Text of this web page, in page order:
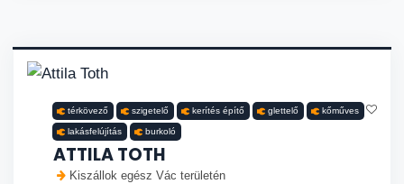
térkövező szigetelő kerítés építő glettelő kőműves
lakásfelújítás burkoló
ATTILA TOTH
Kiszállok egész Vác területén